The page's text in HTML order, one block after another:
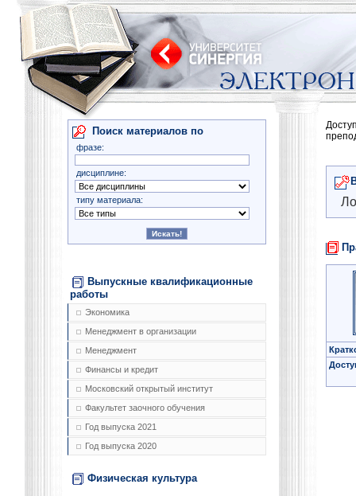
Поиск материалов по
фразе:
дисциплине:
типу материала:
Выпускные квалификационные
работы
Экономика
Менеджмент в организации
Менеджмент
Финансы и кредит
Московский открытый институт
Факультет заочного обучения
Год выпуска 2021
Год выпуска 2020
Физическая культура